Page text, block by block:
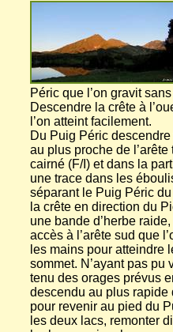
Péric que l’on gravit
Descendre la crête à
l’on atteint facilement.
Du Puig Péric
au plus proche de
cairné (F/I) et dans la
une trace dans les
séparant le Puig Péric
la crête en direction du
une bande d’herbe
accès à l’arête sud que
les mains pour atteindre
sommet. N’ayant pas pu
tenu des orages prévus
descendu au plus rapide
pour revenir au pied du
les deux lacs, remonter